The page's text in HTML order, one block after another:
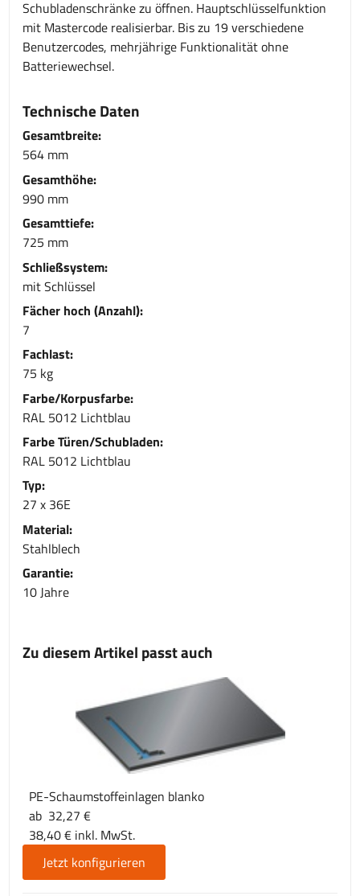
Schubladenschränke zu öffnen. Hauptschlüsselfunktion
mit Mastercode realisierbar. Bis zu 19 verschiedene
Benutzercodes, mehrjährige Funktionalität ohne
Batteriewechsel.
Technische Daten
Gesamtbreite:
564 mm
Gesamthöhe:
990 mm
Gesamttiefe:
725 mm
Schließsystem:
mit Schlüssel
Fächer hoch (Anzahl):
7
Fachlast:
75 kg
Farbe/Korpusfarbe:
RAL 5012 Lichtblau
Farbe Türen/Schubladen:
RAL 5012 Lichtblau
Typ:
27 x 36E
Material:
Stahlblech
Garantie:
10 Jahre
Zu diesem Artikel passt auch
PE-Schaumstoffeinlagen blanko
ab 32,27 €
38,40 € inkl. MwSt.
Jetzt konfigurieren